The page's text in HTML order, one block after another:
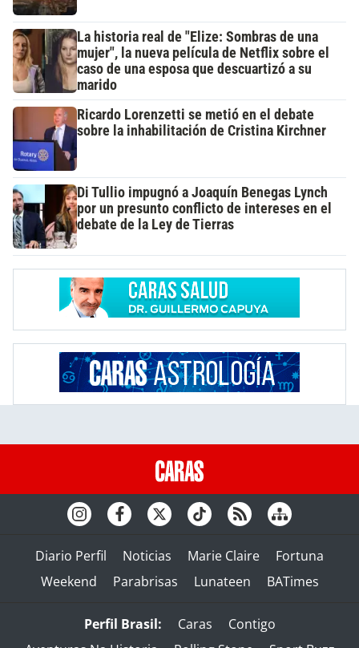
La historia real de "Elize: Sombras de una
mujer", la nueva película de Netflix sobre el
caso de una esposa que descuartizó a su
marido
Ricardo Lorenzetti se metió en el debate
sobre la inhabilitación de Cristina Kirchner
Di Tullio impugnó a Joaquín Benegas Lynch
por un presunto conflicto de intereses en el
debate de la Ley de Tierras
Diario Perfil Noticias Marie Claire
Fortuna
Weekend
Parabrisas Lunateen BATimes
Perfil Brasil: Caras
Contigo